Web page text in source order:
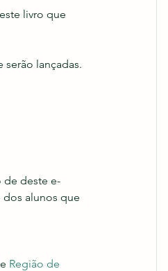
livro que
lançadas.
de deste e-
alunos que
e Região de